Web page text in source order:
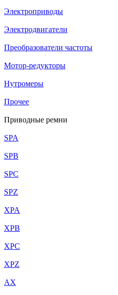
Электроприводы
Электродвигатели
Преобразователи частоты
Мотор-редукторы
Нутромеры
Прочее
Приводные ремни
SPA
SPB
SPC
SPZ
XPA
XPB
XPC
XPZ
AX